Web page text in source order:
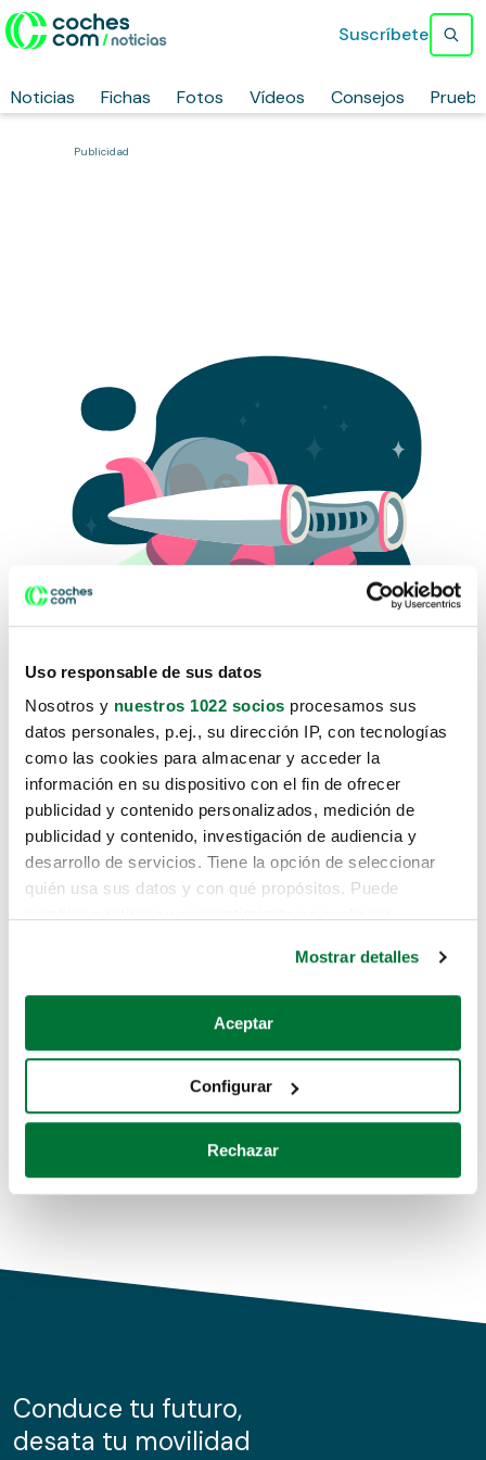
Uso responsable de sus datos
Nosotros y nuestros 1022 socios procesamos sus
datos personales, p.ej., su dirección IP, con tecnologías
como las cookies para almacenar y acceder la
información en su dispositivo con el fin de ofrecer
publicidad y contenido personalizados, medición de
publicidad y contenido, investigación de audiencia y
desarrollo de servicios. Tiene la opción de seleccionar
quién usa sus datos y con qué propósitos. Puede
Si lo permite, también quisiéramos:
Recopilar información sobre su ubicación geográfica
Identificar su dispositivo analizándolo activamente
para buscar características específicas (huellas
Obtenga más información sobre cómo se procesan sus
de cookies.
información sobre el uso que haga del sitio web con
nuestros partners de redes sociales, publicidad y análisis
Mostrar detalles
Aceptar
Configurar
Rechazar
Noticias Fichas Fotos Vídeos Consejos
Suscríbete
Publicidad
Lo sentimos, no sabemos como
te hemos traido hasta aquí.
Pero puedes encontrar el coche que estás
buscando en alguno de estos enlaces:
Coches de segunda mano
Coches de km0
Conduce tu futuro,
desata tu movilidad